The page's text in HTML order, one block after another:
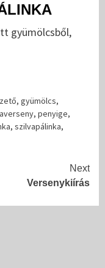
gyümölcsből,
, gyümölcs,
, penyige,
, szilvapálinka,
Next
Versenykiírás